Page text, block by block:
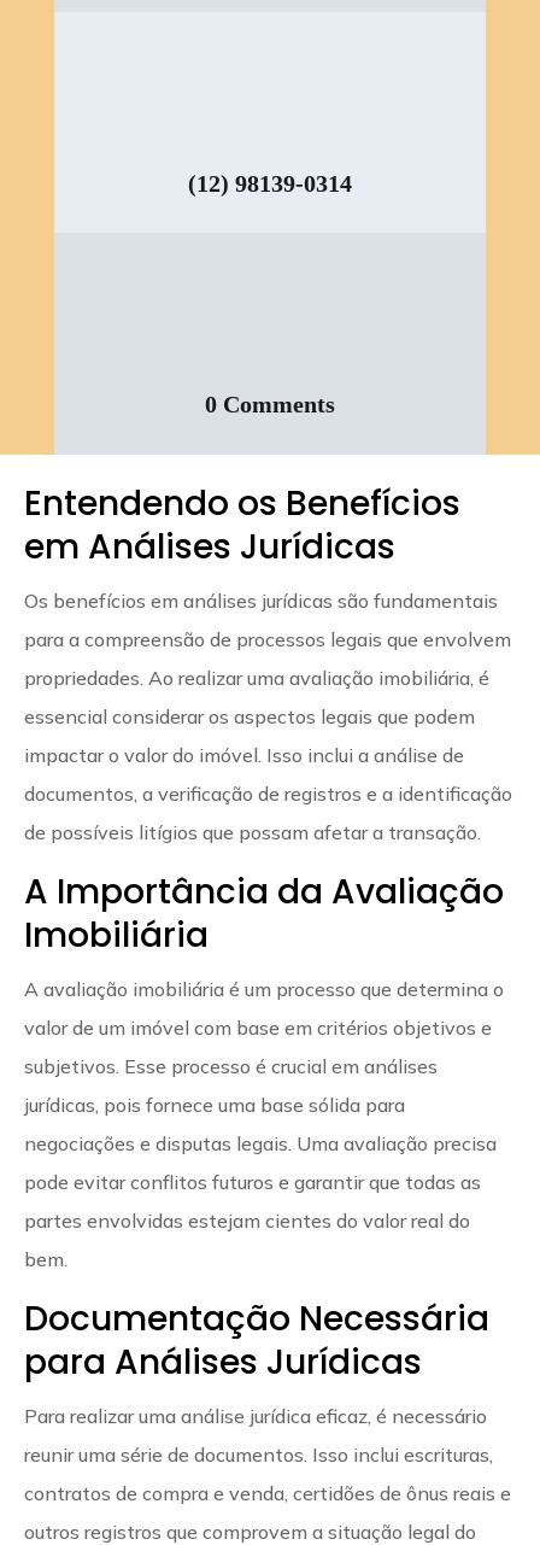
(12) 98139-0314
0 Comments
Entendendo os Benefícios
em Análises Jurídicas
Os benefícios em análises jurídicas são fundamentais
para a compreensão de processos legais que envolvem
propriedades. Ao realizar uma avaliação imobiliária, é
essencial considerar os aspectos legais que podem
impactar o valor do imóvel. Isso inclui a análise de
documentos, a verificação de registros e a identificação
de possíveis litígios que possam afetar a transação.
A Importância da Avaliação
Imobiliária
A avaliação imobiliária é um processo que determina o
valor de um imóvel com base em critérios objetivos e
subjetivos. Esse processo é crucial em análises
jurídicas, pois fornece uma base sólida para
negociações e disputas legais. Uma avaliação precisa
pode evitar conflitos futuros e garantir que todas as
partes envolvidas estejam cientes do valor real do
bem.
Documentação Necessária
para Análises Jurídicas
Para realizar uma análise jurídica eficaz, é necessário
reunir uma série de documentos. Isso inclui escrituras,
contratos de compra e venda, certidões de ônus reais e
outros registros que comprovem a situação legal do